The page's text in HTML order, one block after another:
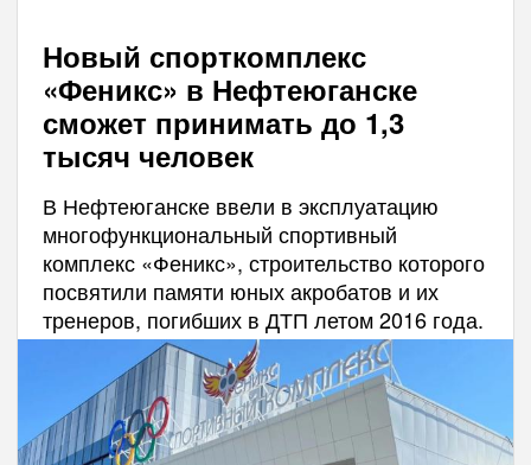
Новый спорткомплекс
«Феникс» в Нефтеюганске
сможет принимать до 1,3
тысяч человек
В Нефтеюганске ввели в эксплуатацию
многофункциональный спортивный
комплекс «Феникс», строительство которого
посвятили памяти юных акробатов и их
тренеров, погибших в ДТП летом 2016 года.